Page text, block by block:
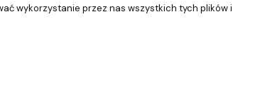
wykorzystanie przez nas wszystkich tych plików i